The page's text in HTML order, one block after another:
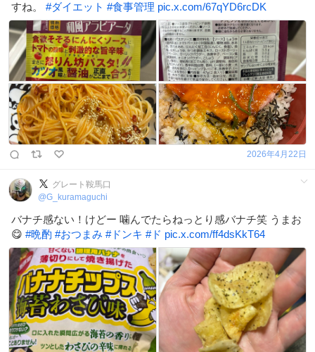
すね。 #ダイエット #食事管理 pic.x.com/67qYD6rcDK
2026年4月22日
グレート鞍馬口
@G_kuramaguchi
バナチ感ない！けどー 噛んでたらねっとり感バナチ笑 うまお
😋 #晩酌 #おつまみ #ドンキ #ド pic.x.com/ff4dsKkT64